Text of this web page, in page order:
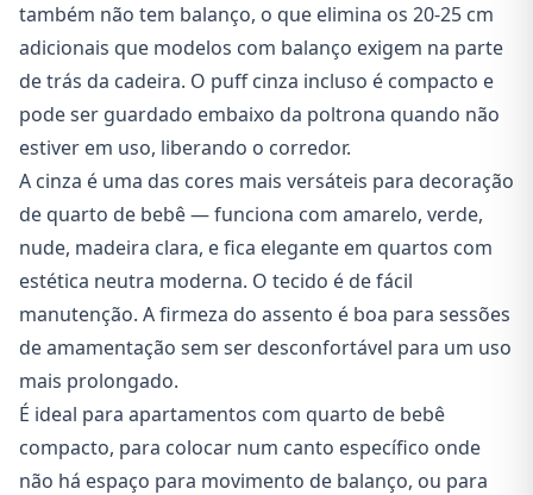
também não tem balanço, o que elimina os 20-25 cm
adicionais que modelos com balanço exigem na parte
de trás da cadeira. O puff cinza incluso é compacto e
pode ser guardado embaixo da poltrona quando não
estiver em uso, liberando o corredor.
A cinza é uma das cores mais versáteis para decoração
de quarto de bebê — funciona com amarelo, verde,
nude, madeira clara, e fica elegante em quartos com
estética neutra moderna. O tecido é de fácil
manutenção. A firmeza do assento é boa para sessões
de amamentação sem ser desconfortável para um uso
mais prolongado.
É ideal para apartamentos com quarto de bebê
compacto, para colocar num canto específico onde
não há espaço para movimento de balanço, ou para